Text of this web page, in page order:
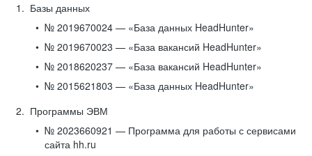
Базы данных
№ 2019670024 — «База данных HeadHunter»
№ 2019670023 — «База вакансий HeadHunter»
№ 2018620237 — «База вакансий HeadHunter»
№ 2015621803 — «База данных HeadHunter»
Программы ЭВМ
№ 2023660921 — Программа для работы с сервисами
сайта hh.ru